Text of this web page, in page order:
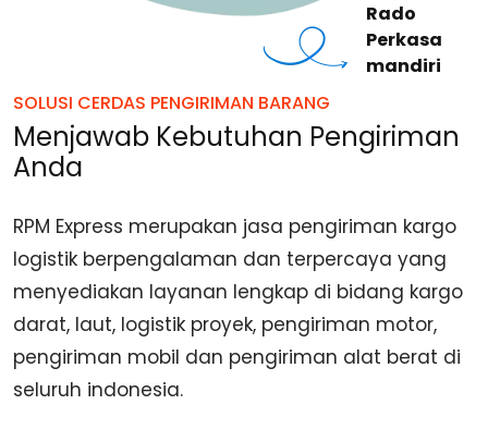
Rado
Perkasa
mandiri
SOLUSI CERDAS PENGIRIMAN BARANG
Menjawab Kebutuhan Pengiriman
Anda
RPM Express merupakan jasa pengiriman kargo
logistik berpengalaman dan terpercaya yang
menyediakan layanan lengkap di bidang kargo
darat, laut, logistik proyek, pengiriman motor,
pengiriman mobil dan pengiriman alat berat di
seluruh indonesia.